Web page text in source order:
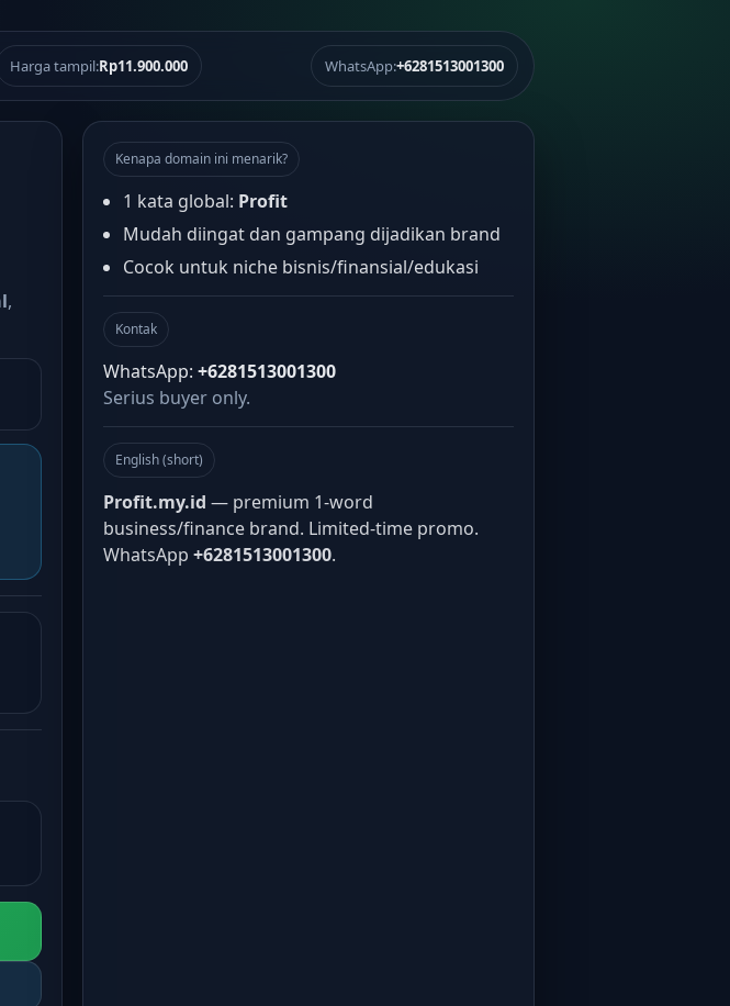
Harga tampil:Rp11.900.000 WhatsApp:+6281513001300
,
Kenapa domain ini menarik?
1 kata global: Profit
Mudah diingat dan gampang dijadikan brand
Cocok untuk niche bisnis/finansial/edukasi
Kontak
WhatsApp: +6281513001300
Serius buyer only.
English (short)
Profit.my.id — premium 1-word
business/finance brand. Limited-time promo.
WhatsApp +6281513001300.